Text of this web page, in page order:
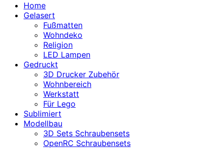
Home
Gelasert
Fußmatten
Wohndeko
Religion
LED Lampen
Gedruckt
3D Drucker Zubehör
Wohnbereich
Werkstatt
Für Lego
Sublimiert
Modellbau
3D Sets Schraubensets
OpenRC Schraubensets